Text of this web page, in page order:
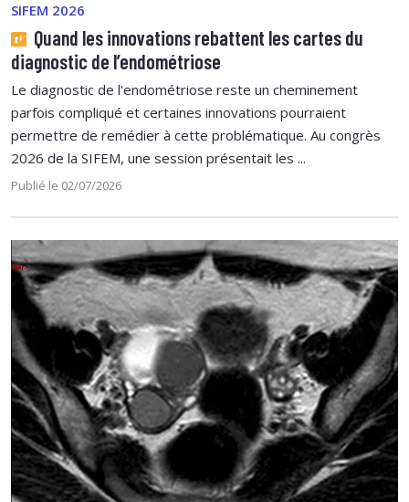
SIFEM 2026
Quand les innovations rebattent les cartes du
diagnostic de l’endométriose
Le diagnostic de l'endométriose reste un cheminement
parfois compliqué et certaines innovations pourraient
permettre de remédier à cette problématique. Au congrès
2026 de la SIFEM, une session présentait les ...
Publié le 02/07/2026